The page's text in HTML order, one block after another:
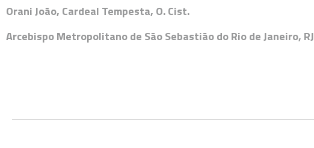
Orani João, Cardeal Tempesta, O. Cist.
Arcebispo Metropolitano de São Sebastião do Rio de Janeiro, RJ